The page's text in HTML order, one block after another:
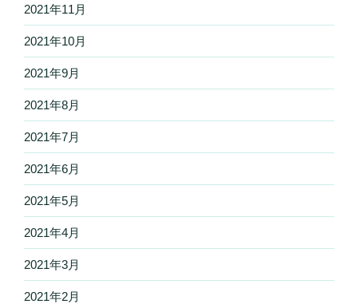
2021年11月
2021年10月
2021年9月
2021年8月
2021年7月
2021年6月
2021年5月
2021年4月
2021年3月
2021年2月